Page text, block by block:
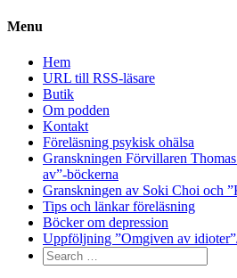
Menu
Hem
URL till RSS-läsare
Butik
Om podden
Kontakt
Föreläsning psykisk ohälsa
Granskningen Förvillaren
av”-böckerna
Granskningen av Soki Choi och
Tips och länkar föreläsning
Böcker om depression
Uppföljning ”Omgiven av
Search
for: